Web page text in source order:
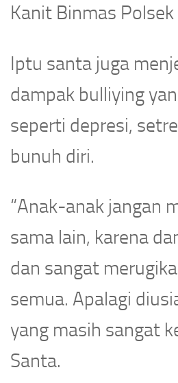
Kanit Binmas
Iptu santa juga
dampak bulliying
seperti depresi,
bunuh diri.
“Anak-anak jangan
sama lain, karena
dan sangat
semua. Apalagi
yang masih sangat
Santa.